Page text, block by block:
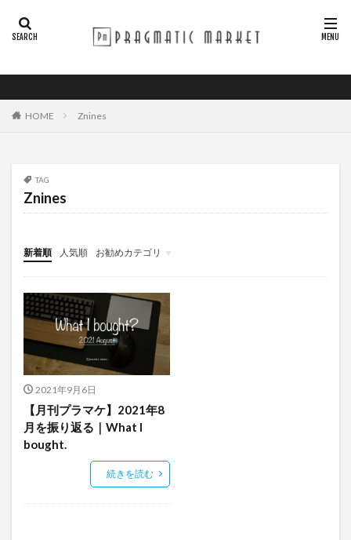
HOME Znines
TAG
Znines
新着順 人気順
お勧めカテゴリ
GADGET
2021年9月6日
【月刊プラマケ】2021年8
月を振り返る｜What I
bought.
続きを読む